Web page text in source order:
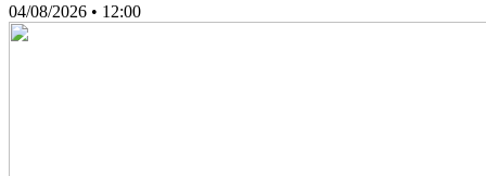
04/08/2026 • 12:00